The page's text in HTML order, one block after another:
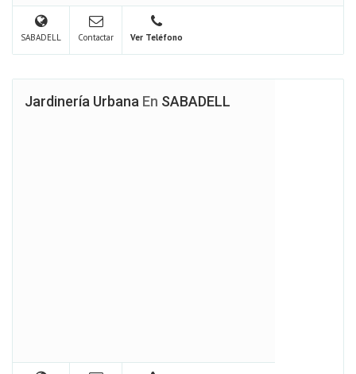
SABADELL Contactar Ver Teléfono
Jardinería Urbana En SABADELL